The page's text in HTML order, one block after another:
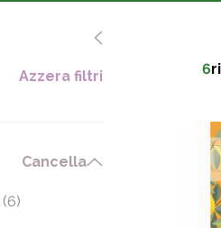
Azzera filtri 6
Cancella
(6)